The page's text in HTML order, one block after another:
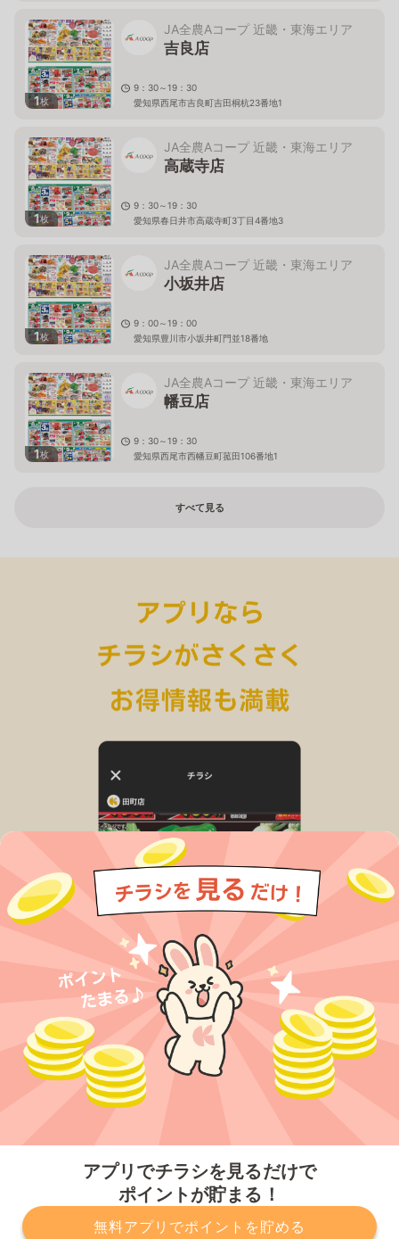
アプリでチラシを見るだけで
ポイントが貯まる！
無料アプリでポイントを貯める
1枚
JA全農Aコープ 近畿・東海エリア
吉良店
9：30～19：30
愛知県西尾市吉良町吉田桐杭23番地1
1枚
JA全農Aコープ 近畿・東海エリア
高蔵寺店
9：30～19：30
愛知県春日井市高蔵寺町3丁目4番地3
1枚
JA全農Aコープ 近畿・東海エリア
小坂井店
9：00～19：00
愛知県豊川市小坂井町門並18番地
1枚
JA全農Aコープ 近畿・東海エリア
幡豆店
9：30～19：30
愛知県西尾市西幡豆町菰田106番地1
すべて見る